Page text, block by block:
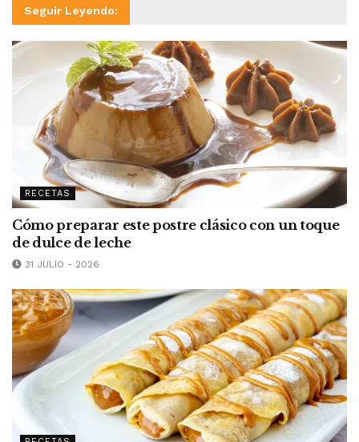
Seguir Leyendo:
RECETAS
Cómo preparar este postre clásico con un toque
de dulce de leche
31 JULIO - 2026